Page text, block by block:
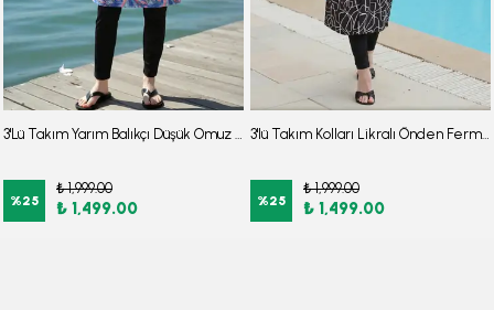
%25
₺ 1,999.00
₺ 1,499.00 %25
₺ 1,999.00
₺ 1,499.00